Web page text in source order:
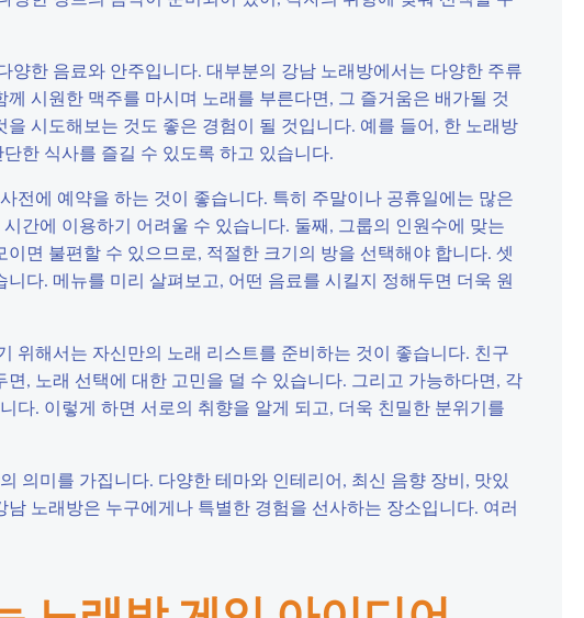
한 음료와 안주입니다. 대부분의 강남 노래방에서는 다양한 주류
시원한 맥주를 마시며 노래를 부른다면, 그 즐거움은 배가될 것
시도해보는 것도 좋은 경험이 될 것입니다. 예를 들어, 한 노래방
한 식사를 즐길 수 있도록 하고 있습니다.
전에 예약을 하는 것이 좋습니다. 특히 주말이나 공휴일에는 많은
간에 이용하기 어려울 수 있습니다. 둘째, 그룹의 인원수에 맞는
면 불편할 수 있으므로, 적절한 크기의 방을 선택해야 합니다. 셋
다. 메뉴를 미리 살펴보고, 어떤 음료를 시킬지 정해두면 더욱 원
위해서는 자신만의 노래 리스트를 준비하는 것이 좋습니다. 친구
, 노래 선택에 대한 고민을 덜 수 있습니다. 그리고 가능하다면, 각
다. 이렇게 하면 서로의 취향을 알게 되고, 더욱 친밀한 분위기를
의미를 가집니다. 다양한 테마와 인테리어, 최신 음향 장비, 맛있
노래방은 누구에게나 특별한 경험을 선사하는 장소입니다. 여러